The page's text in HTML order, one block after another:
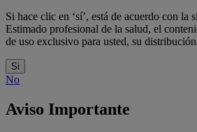
Si hace clic en ‘sí’, está de acuerdo con la
Estimado profesional de la salud, el
de uso exclusivo para usted, su
Si
No
Aviso Importante